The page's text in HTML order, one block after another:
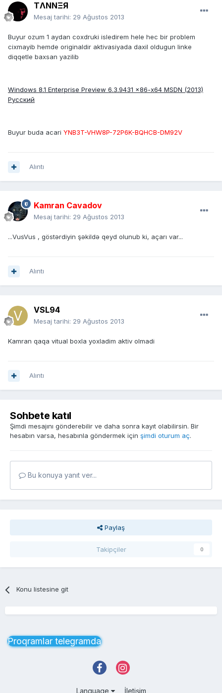
TΛNNΞЯ
Mesaj tarihi: 29 Ağustos 2013
Buyur ozum 1 aydan coxdruki isledirem hele hec bir problem
cixmayib hemde originaldir aktivasiyada daxil oldugun linke
diqqetle baxsan yazilib
Windows 8.1 Enterprise Preview 6.3.9431 x86-x64 MSDN (2013)
Русский
Buyur buda acari YNB3T-VHW8P-72P6K-BQHCB-DM92V
Alıntı
Kamran Cavadov
Mesaj tarihi: 29 Ağustos 2013
...VusVus , göstərdiyin şəkildə qeyd olunub ki, açarı var...
Alıntı
VSL94
Mesaj tarihi: 29 Ağustos 2013
Kamran qaqa vitual boxla yoxladim aktiv olmadi
Alıntı
Sohbete katıl
Şimdi mesajını gönderebilir ve daha sonra kayıt olabilirsin. Bir
hesabın varsa, hesabınla göndermek için şimdi oturum aç.
Bu konuya yanıt ver...
Paylaş
Takipçiler 0
Konu listesine git
Proqramlar telegramda
Language İletişim